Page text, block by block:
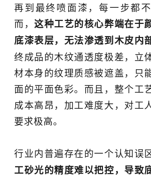
再到最终喷面漆，每一步都
而， 这种工艺的核心弊端在于
底漆表层，无法渗透到木皮内
终成品的木纹通透度极差，立
材本身的纹理质感被遮盖，只
面的平面色彩。而且，整个工
成本高昂，加工难度大，对工
要求极高。
行业内普遍存在的一个认知误
工砂光的精度难以把控，导致